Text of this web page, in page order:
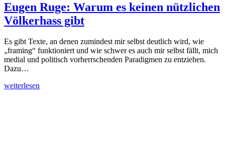
Eugen Ruge: Warum es keinen nützlichen
Völkerhass gibt
Es gibt Texte, an denen zumindest mir selbst deutlich wird, wie
„framing“ funktioniert und wie schwer es auch mir selbst fällt, mich
medial und politisch vorherrschenden Paradigmen zu entziehen.
Dazu…
weiterlesen